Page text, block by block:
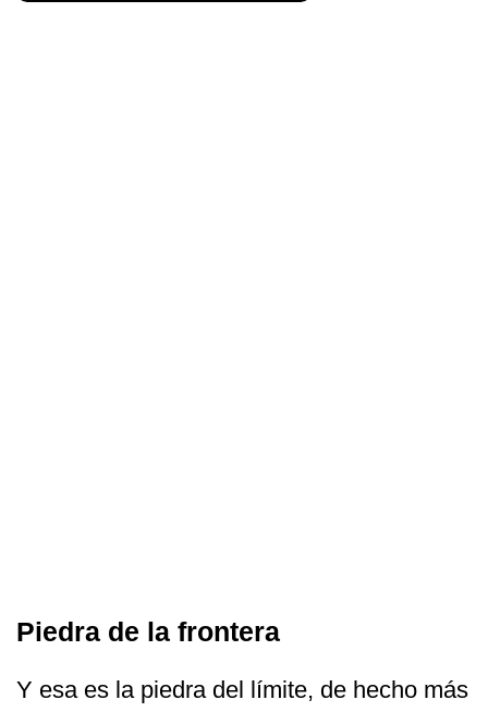
Piedra de la frontera
Y esa es la piedra del límite, de hecho más